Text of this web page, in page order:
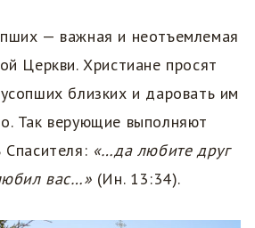
— важная и неотъемлемая
Церкви. Христиане просят
близких и даровать им
Так верующие выполняют
Спасителя: «…да любите друг
вас…» (Ин. 13:34).